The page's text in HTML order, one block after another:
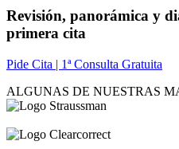
Revisión, panorámica y
primera cita
Pide Cita | 1ª Consulta Gratuita
ALGUNAS DE NUESTRAS